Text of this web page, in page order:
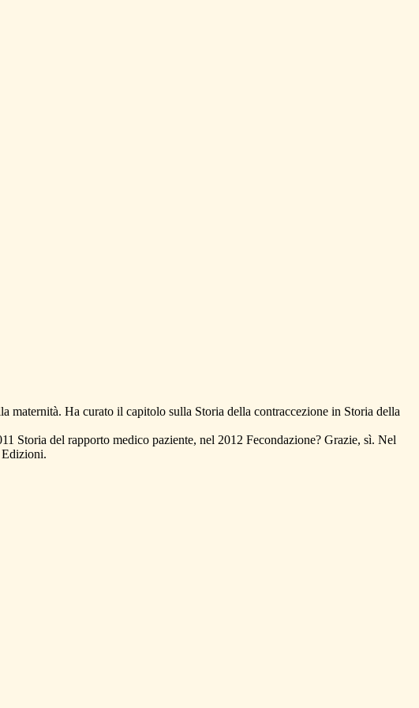
maternità. Ha curato il capitolo sulla Storia della contraccezione in Storia della
Storia del rapporto medico paziente, nel 2012 Fecondazione? Grazie, sì. Nel